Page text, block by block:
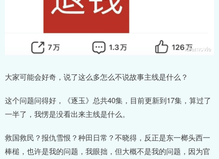
大家可能会好奇，说了这么多怎么不说故事主线是什么？
这个问题问得好，《逐玉》总共40集，目前更新到17集，算过了
一半了，我愣是没看出来主线是什么。
救国救民？报仇雪恨？种田日常？不晓得，反正是东一榔头西一
棒槌，也许是我的问题，我眼拙，但大概不是我的问题，因为官